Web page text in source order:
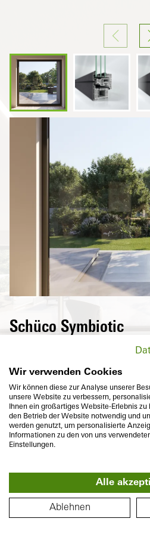
GRUNDRISS
Schüco Symbiotic
Außen eine
hochwärmedämmender
perfekte Kombination
Materialien, die mit der
Optik zudem individuelle
anspruchsvolles Design
erfüllen.
Wir verwenden Cookies
Wir können diese zur Analyse unserer
unsere Website zu verbessern,
Ihnen ein großartiges Website-Erlebnis
den Betrieb der Website notwendig und
werden genutzt, um personalisierte
Informationen zu den von uns
Einstellungen.
Alle
Ablehnen